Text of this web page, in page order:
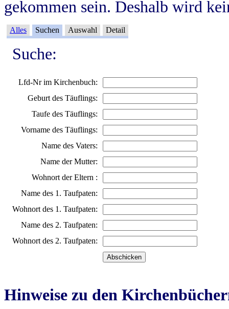
gekommen sein. Deshalb wird
Alles Suchen Auswahl Detail
Suche:
Lfd-Nr im Kirchenbuch:
Geburt des Täuflings:
Taufe des Täuflings:
Vorname des Täuflings:
Name des Vaters:
Name der Mutter:
Wohnort der Eltern :
Name des 1. Taufpaten:
Wohnort des 1. Taufpaten:
Name des 2. Taufpaten:
Wohnort des 2. Taufpaten:
Hinweise zu den